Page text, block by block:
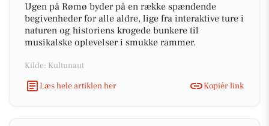
Ugen på Rømø byder på en række spændende
begivenheder for alle aldre, lige fra interaktive ture i
naturen og historiens krogede bunkere til
musikalske oplevelser i smukke rammer.
Kilde: Kultunaut
Læs hele artiklen her
Kopiér link